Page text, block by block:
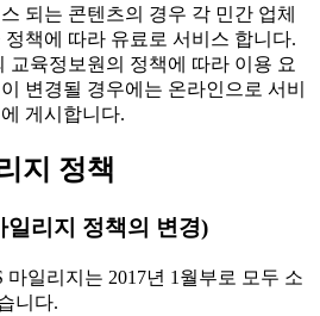
되는 콘텐츠의 경우 각 민간 업체
정책에 따라 유료로 서비스 합니다.
육정보원의 정책에 따라 이용 요
변경될 경우에는 온라인으로 서비
게시합니다.
지 정책
일리지 정책의 변경)
일리지는 2017년 1월부로 모두 소
니다.